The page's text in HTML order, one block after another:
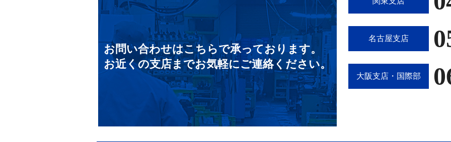
お問い合わせはこちらで承っております。
お近くの支店までお気軽にご連絡ください。
名古屋支店
大阪支店・国際部